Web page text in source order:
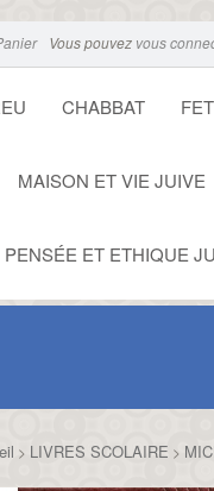
Vous pouvez vous
CHABBAT
MAISON ET VIE JUIVE
PENSÉE ET ETHIQUE
> LIVRES SCOLAIRE >